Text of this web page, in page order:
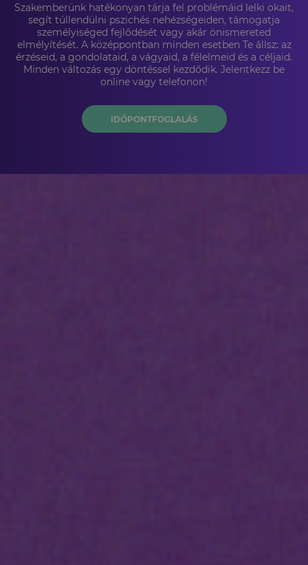
Szakemberünk hatékonyan tárja fel problémáid lelki okait,
segít túllendülni pszichés nehézségeiden, támogatja
személyiséged fejlődését vagy akár önismereted
elmélyítését. A középpontban minden esetben Te állsz: az
érzéseid, a gondolataid, a vágyaid, a félelmeid és a céljaid.
Minden változás egy döntéssel kezdődik. Jelentkezz be
online vagy telefonon!
IDŐPONTFOGLALÁS